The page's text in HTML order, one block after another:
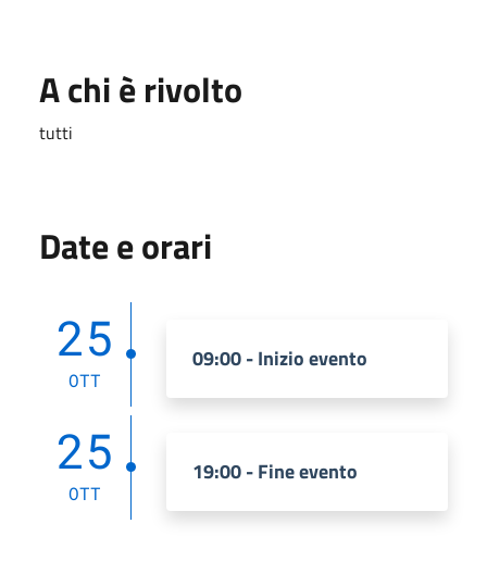
A chi è rivolto
tutti
Date e orari
25
OTT
09:00 - Inizio evento
25
OTT
19:00 - Fine evento